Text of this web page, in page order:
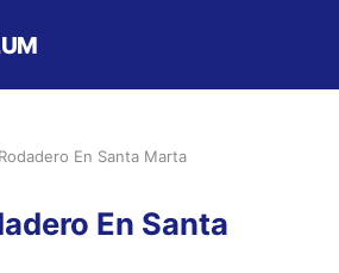
En Santa Marta
En Santa